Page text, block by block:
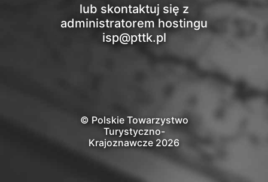
lub skontaktuj się z
administratorem hostingu
isp@pttk.pl
© Polskie Towarzystwo
Turystyczno-
Krajoznawcze 2026